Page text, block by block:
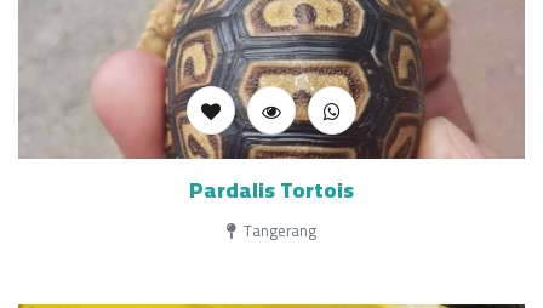
Pardalis Tortois
Tangerang